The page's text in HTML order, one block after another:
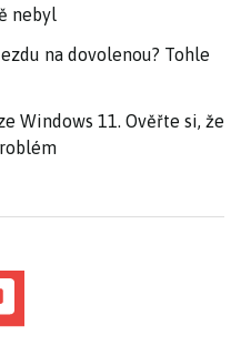
nebyl
na dovolenou? Tohle
Windows 11. Ověřte si, že